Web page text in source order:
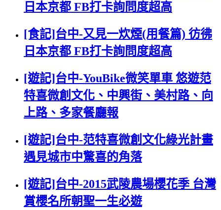
日本京都 FB打卡詢問度超高
[食記]台中-又見一炊煙(用餐篇) 彷彿
日本京都 FB打卡詢問度超高
[遊記]台中-YouBike微笑單車 悠遊范
特喜微創文化、中興街、美村路、向
上路、多家餐廳報
[遊記]台中-范特喜微創文化綠光計畫
遇見城市中驚喜的角落
[遊記]台中-2015武陵農場櫻花季 台灣
賞櫻名所朝聖一生必遊